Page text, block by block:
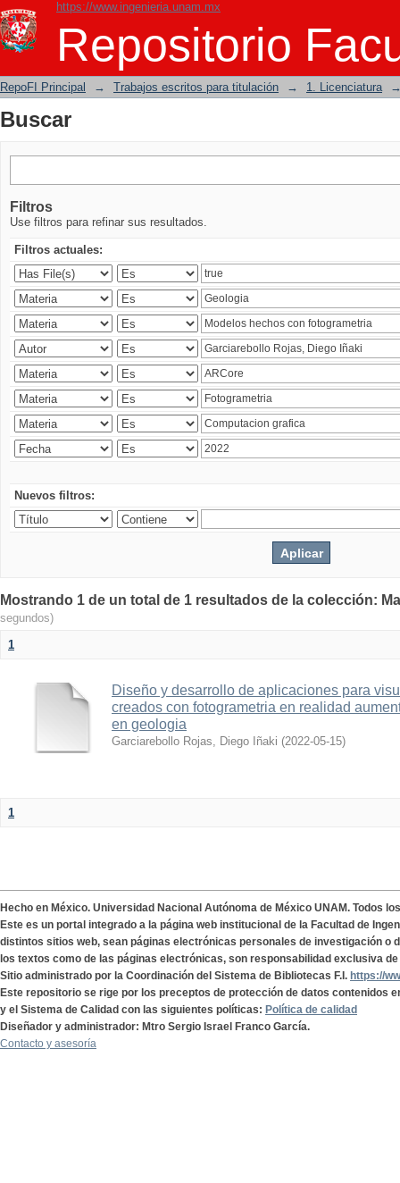
https://www.ingenieria.unam.mx
Repositorio
Buscar
RepoFI Principal → Trabajos escritos para titulación → 1. Licenciatura
Buscar
Filtros
Use filtros para refinar sus resultados.
Filtros actuales:
Nuevos filtros:
Mostrando 1 de un total de 1 resultados de la colección:
segundos)
1
Diseño y desarrollo de aplicaciones para
creados con fotogrametria en realidad
en geologia
Garciarebollo Rojas, Diego Iñaki (2022-05-15)
1
Hecho en México. Universidad Nacional Autónoma de México UNAM. Todos
Este es un portal integrado a la página web institucional de la Facultad de
distintos sitios web, sean páginas electrónicas personales de investigación o
los textos como de las páginas electrónicas, son responsabilidad exclusiva
Sitio administrado por la Coordinación del Sistema de Bibliotecas F.I. https://
Este repositorio se rige por los preceptos de protección de datos contenidos
y el Sistema de Calidad con las siguientes políticas: Política de calidad
Diseñador y administrador: Mtro Sergio Israel Franco García.
Contacto y asesoría